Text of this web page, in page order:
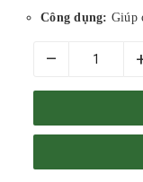
Công dụng: Giúp
–